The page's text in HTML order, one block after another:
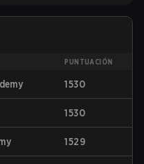
PUNTUACIÓN
1530
1530
1529